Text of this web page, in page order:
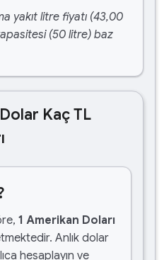
yakıt litre fiyatı (43,00
(50 litre) baz
Kaç TL
1 Amerikan Doları
Anlık dolar
hesaplayın ve